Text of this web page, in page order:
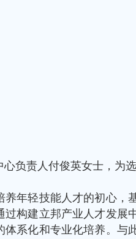
负责人付俊英女士，为
年轻技能人才的初心，
过构建立邦产业人才发展
体系化和专业化培养。与